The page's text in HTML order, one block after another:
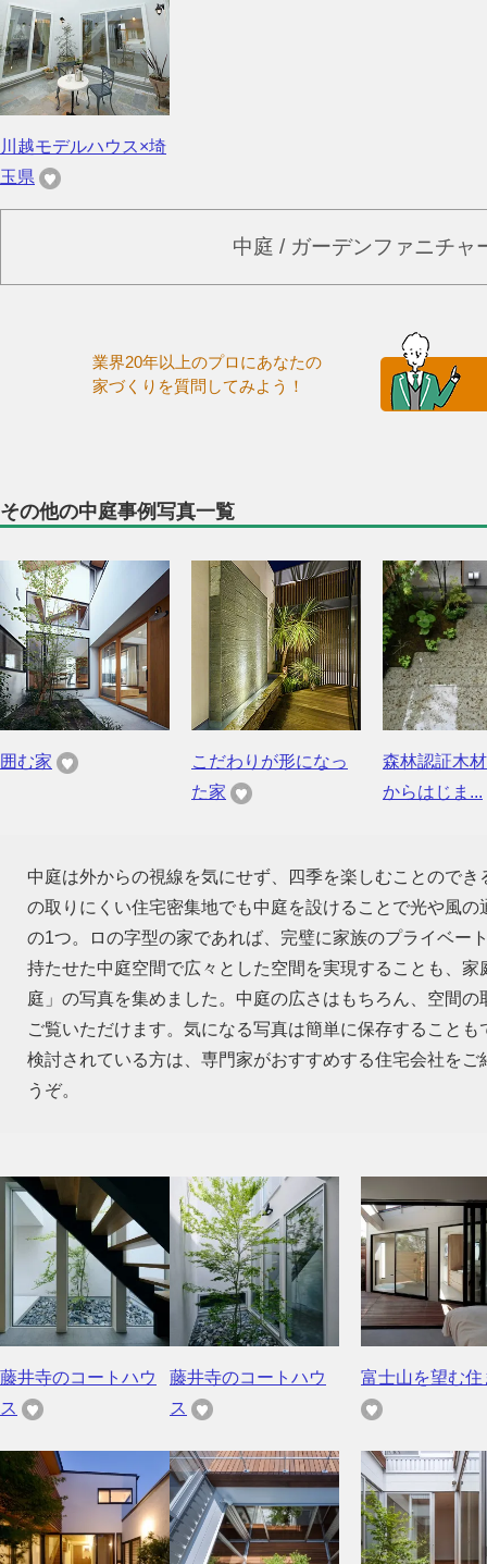
川越モデルハウス×埼
玉県
中庭 / ガーデンファニチャ
業界20年以上のプロにあなたの
家づくりを質問してみよう！
その他の中庭事例写真一覧
囲む家
こだわりが形になっ
た家
森林認証木
からはじま...
中庭は外からの視線を気にせず、四季を楽しむことので
の取りにくい住宅密集地でも中庭を設けることで光や風
の1つ。ロの字型の家であれば、完璧に家族のプライベー
持たせた中庭空間で広々とした空間を実現することも、
庭」の写真を集めました。中庭の広さはもちろん、空間
ご覧いただけます。気になる写真は簡単に保存すること
検討されている方は、専門家がおすすめする住宅会社を
うぞ。
藤井寺のコートハウ
ス
藤井寺のコートハウ
ス
富士山を望む住